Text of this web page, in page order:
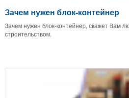
Зачем нужен блок-контейнер
Зачем нужен блок-контейнер, скажет Вам
строительством.